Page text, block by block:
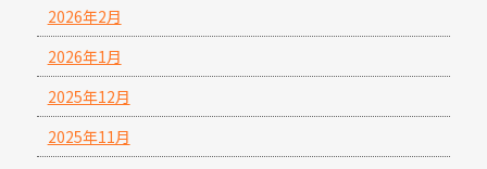
2026年2月
2026年1月
2025年12月
2025年11月